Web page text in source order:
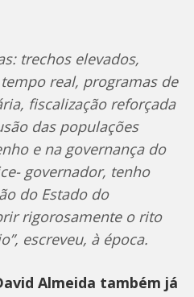
trechos elevados,
real, programas de
fiscalização reforçada
das populações
e na governança do
governador, tenho
do Estado do
rigorosamente o rito
escreveu, à época.
Almeida também já